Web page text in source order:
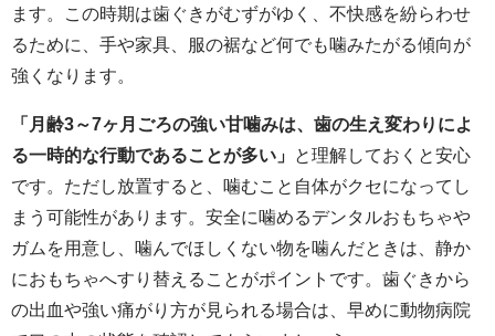
ます。この時期は歯ぐきがむずがゆく、不快感を紛らわせ
るために、手や家具、服の裾など何でも噛みたがる傾向が
強くなります。
「月齢3～7ヶ月ごろの強い甘噛みは、歯の生え変わりによ
る一時的な行動であることが多い」
と理解しておくと安心
です。ただし放置すると、噛むこと自体がクセになってし
まう可能性があります。安全に噛めるデンタルおもちゃや
ガムを用意し、噛んでほしくない物を噛んだときは、静か
におもちゃへすり替えることがポイントです。歯ぐきから
の出血や強い痛がり方が見られる場合は、早めに動物病院